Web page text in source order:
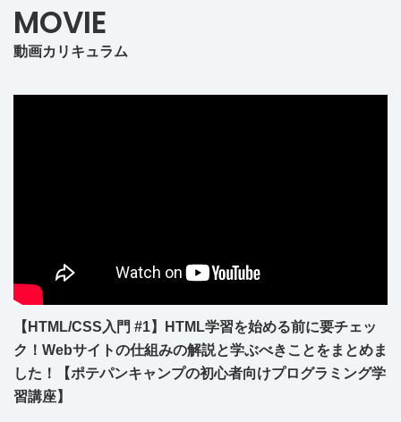
MOVIE
動画カリキュラム
【HTML/CSS入門 #1】HTML学習を始める前に要チェッ
ク！Webサイトの仕組みの解説と学ぶべきことをまとめま
した！【ポテパンキャンプの初心者向けプログラミング学
習講座】